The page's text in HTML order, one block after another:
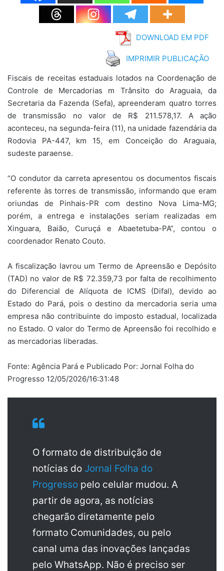
DOWNLOAD EM PDF
IMPRIMIR PUBLICAÇÃO
Fiscais de receitas estaduais lotados na Coordenação de
Controle de Mercadorias m Trânsito do Araguaia, da
Secretaria da Fazenda (Sefa), apreenderam quatro torres
de transmissão no valor de R$ 211.578,17. A ação
aconteceu, na segunda-feira (11), na unidade fazendária da
Rodovia PA-447, km 15, em Conceição do Araguaia,
sudeste paraense.
“O condutor da carreta apresentou os documentos fiscais
referente às torres de transmissão, informando que eram
oriundas de Pinhais-PR com destino Nova Lima-MG;
porém, a entrega e instalações seriam realizadas em
Xinguara, Baião, Curuçá e Abaetetuba-PA”, contou o
coordenador Renato Couto.
A fiscalização lavrou um Termo de Apreensão e Depósito
(TAD) no valor de R$ 72.359,73 por falta de recolhimento
do Diferencial de Alíquota de ICMS (Difal), devido ao
Estado do Pará, pois o destino da mercadoria seria uma
empresa não contribuinte do imposto estadual, localizada
no Estado. O valor do Termo de Apreensão foi recolhido e
as mercadorias liberadas.
Fonte: Agência Pará e Publicado Por: Jornal Folha do
Progresso 12/05/2026/16:31:48
O formato de distribuição de
notícias do Jornal Folha do
Progresso pelo celular mudou. A
partir de agora, as notícias
chegarão diretamente pelo
formato Comunidades, ou pelo
canal uma das inovações lançadas
pelo WhatsApp. Não é preciso ser